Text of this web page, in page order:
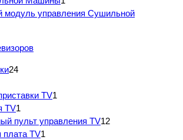
модуль управления Сушильной
24
TV1
TV1
пульт управления TV12
плата TV1